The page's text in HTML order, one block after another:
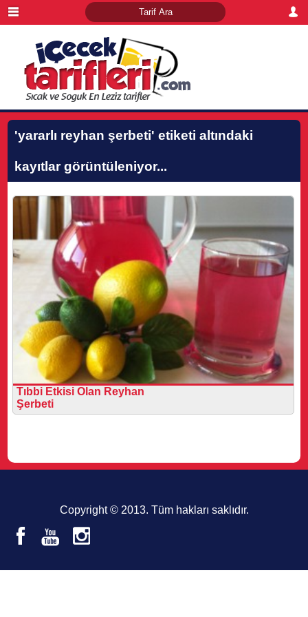
'yararlı reyhan şerbeti' etiketi altındaki
kayıtlar görüntüleniyor...
Tıbbi Etkisi Olan Reyhan
Şerbeti
Copyright © 2013. Tüm hakları saklıdır.